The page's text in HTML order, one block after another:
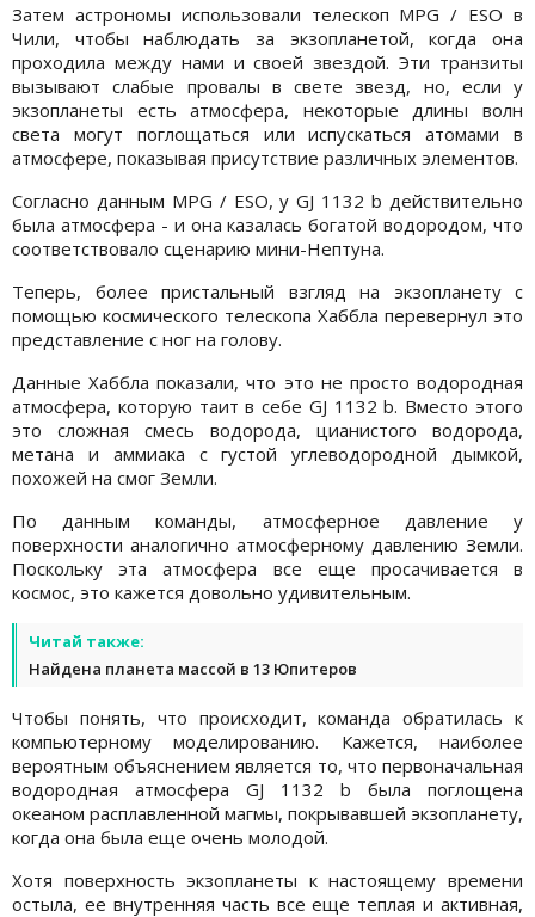
Затем астрономы использовали телескоп MPG / ESO в
Чили, чтобы наблюдать за экзопланетой, когда она
проходила между нами и своей звездой. Эти транзиты
вызывают слабые провалы в свете звезд, но, если у
экзопланеты есть атмосфера, некоторые длины волн
света могут поглощаться или испускаться атомами в
атмосфере, показывая присутствие различных элементов.
Согласно данным MPG / ESO, у GJ 1132 b действительно
была атмосфера - и она казалась богатой водородом, что
соответствовало сценарию мини-Нептуна.
Теперь, более пристальный взгляд на экзопланету с
помощью космического телескопа Хаббла перевернул это
представление с ног на голову.
Данные Хаббла показали, что это не просто водородная
атмосфера, которую таит в себе GJ 1132 b. Вместо этого
это сложная смесь водорода, цианистого водорода,
метана и аммиака с густой углеводородной дымкой,
похожей на смог Земли.
По данным команды, атмосферное давление у
поверхности аналогично атмосферному давлению Земли.
Поскольку эта атмосфера все еще просачивается в
космос, это кажется довольно удивительным.
Читай также:
Найдена планета массой в 13 Юпитеров
Чтобы понять, что происходит, команда обратилась к
компьютерному моделированию. Кажется, наиболее
вероятным объяснением является то, что первоначальная
водородная атмосфера GJ 1132 b была поглощена
океаном расплавленной магмы, покрывавшей экзопланету,
когда она была еще очень молодой.
Хотя поверхность экзопланеты к настоящему времени
остыла, ее внутренняя часть все еще теплая и активная,